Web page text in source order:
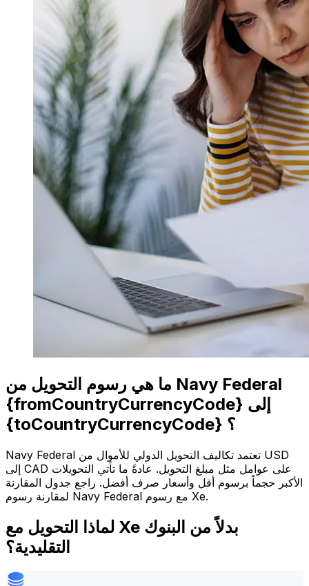
ما هي رسوم التحويل من Navy Federal
{fromCountryCurrencyCode} إلى
{toCountryCurrencyCode} ؟
Navy Federal تعتمد تكاليف التحويل الدولي للأموال من USD
إلى CAD على عوامل مثل مبلغ التحويل. عادةً ما تأتي التحويلات
الأكبر حجماً برسوم أقل وأسعار صرف أفضل. راجع جدول المقارنة
لمقارنة رسوم Navy Federal مع رسوم Xe.
لماذا التحويل مع Xe بدلاً من البنوك
التقليدية؟